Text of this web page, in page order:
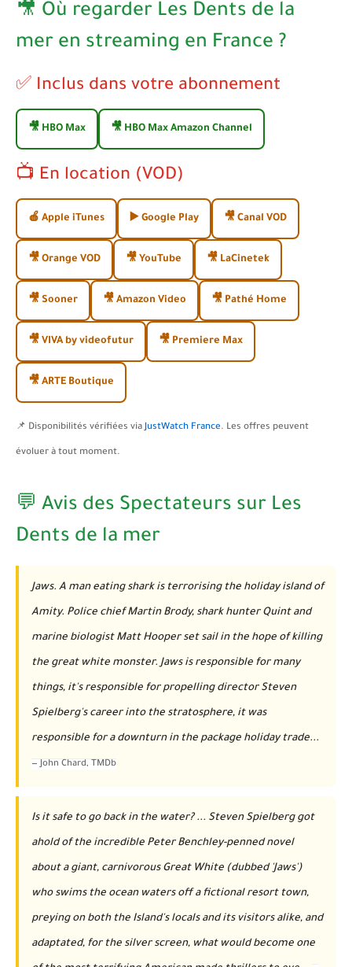
🎥 Où regarder Les Dents de la
mer en streaming en France ?
✅ Inclus dans votre abonnement
🎥 HBO Max 🎥 HBO Max Amazon Channel
📺 En location (VOD)
🍎 Apple iTunes ▶️ Google Play 🎥 Canal VOD
🎥 Orange VOD 🎥 YouTube 🎥 LaCinetek
🎥 Sooner 🎥 Amazon Video 🎥 Pathé Home
🎥 VIVA by videofutur 🎥 Premiere Max
🎥 ARTE Boutique
📌 Disponibilités vérifiées via JustWatch France. Les offres peuvent
évoluer à tout moment.
💬 Avis des Spectateurs sur Les
Dents de la mer
Jaws. A man eating shark is terrorising the holiday island of
Amity. Police chief Martin Brody, shark hunter Quint and
marine biologist Matt Hooper set sail in the hope of killing
the great white monster. Jaws is responsible for many
things, it's responsible for propelling director Steven
Spielberg's career into the stratosphere, it was
responsible for a downturn in the package holiday trade...
— John Chard, TMDb
Is it safe to go back in the water? ... Steven Spielberg got
ahold of the incredible Peter Benchley-penned novel
about a giant, carnivorous Great White (dubbed 'Jaws')
who swims the ocean waters off a fictional resort town,
preying on both the Island's locals and its visitors alike, and
adaptated, for the silver screen, what would become one